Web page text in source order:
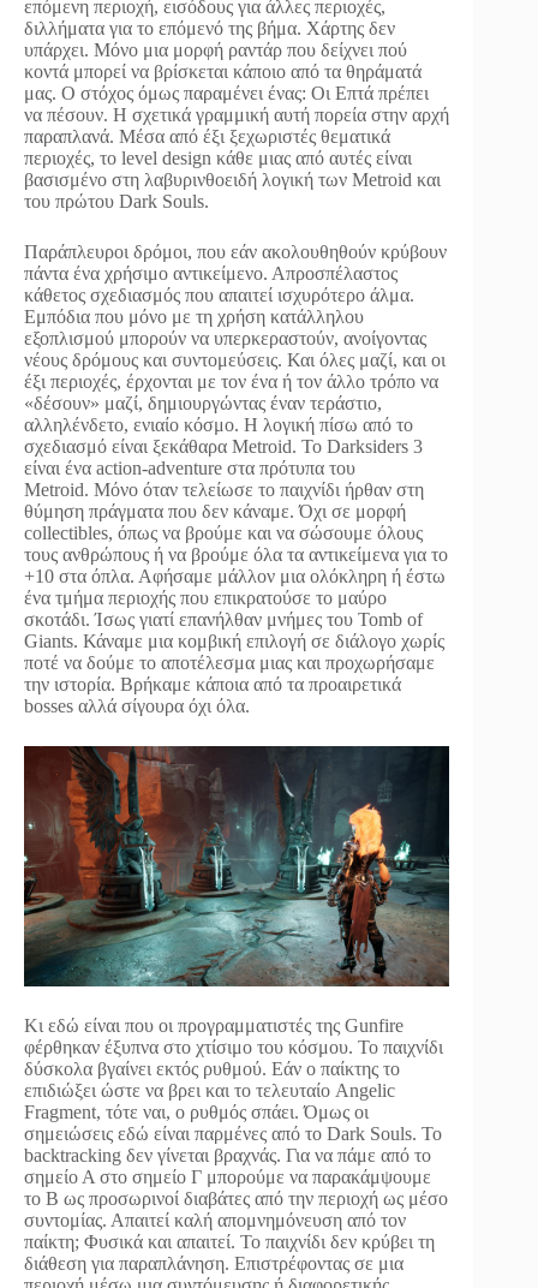
επόμενη περιοχή, εισόδους για άλλες περιοχές,
διλλήματα για το επόμενό της βήμα. Χάρτης δεν
υπάρχει. Μόνο μια μορφή ραντάρ που δείχνει πού
κοντά μπορεί να βρίσκεται κάποιο από τα θηράματά
μας. Ο στόχος όμως παραμένει ένας: Οι Επτά πρέπει
να πέσουν. Η σχετικά γραμμική αυτή πορεία στην αρχή
παραπλανά. Μέσα από έξι ξεχωριστές θεματικά
περιοχές, το level design κάθε μιας από αυτές είναι
βασισμένο στη λαβυρινθοειδή λογική των Metroid και
του πρώτου Dark Souls.
Παράπλευροι δρόμοι, που εάν ακολουθηθούν κρύβουν
πάντα ένα χρήσιμο αντικείμενο. Απροσπέλαστος
κάθετος σχεδιασμός που απαιτεί ισχυρότερο άλμα.
Εμπόδια που μόνο με τη χρήση κατάλληλου
εξοπλισμού μπορούν να υπερκεραστούν, ανοίγοντας
νέους δρόμους και συντομεύσεις. Και όλες μαζί, και οι
έξι περιοχές, έρχονται με τον ένα ή τον άλλο τρόπο να
«δέσουν» μαζί, δημιουργώντας έναν τεράστιο,
αλληλένδετο, ενιαίο κόσμο. Η λογική πίσω από το
σχεδιασμό είναι ξεκάθαρα Metroid. Το Darksiders 3
είναι ένα action-adventure στα πρότυπα του
Metroid. Μόνο όταν τελείωσε το παιχνίδι ήρθαν στη
θύμηση πράγματα που δεν κάναμε. Όχι σε μορφή
collectibles, όπως να βρούμε και να σώσουμε όλους
τους ανθρώπους ή να βρούμε όλα τα αντικείμενα για το
+10 στα όπλα. Αφήσαμε μάλλον μια ολόκληρη ή έστω
ένα τμήμα περιοχής που επικρατούσε το μαύρο
σκοτάδι. Ίσως γιατί επανήλθαν μνήμες του Tomb of
Giants. Κάναμε μια κομβική επιλογή σε διάλογο χωρίς
ποτέ να δούμε το αποτέλεσμα μιας και προχωρήσαμε
την ιστορία. Βρήκαμε κάποια από τα προαιρετικά
bosses αλλά σίγουρα όχι όλα.
Κι εδώ είναι που οι προγραμματιστές της Gunfire
φέρθηκαν έξυπνα στο χτίσιμο του κόσμου. Το παιχνίδι
δύσκολα βγαίνει εκτός ρυθμού. Εάν ο παίκτης το
επιδιώξει ώστε να βρει και το τελευταίο Angelic
Fragment, τότε ναι, ο ρυθμός σπάει. Όμως οι
σημειώσεις εδώ είναι παρμένες από το Dark Souls. Το
backtracking δεν γίνεται βραχνάς. Για να πάμε από το
σημείο Α στο σημείο Γ μπορούμε να παρακάμψουμε
το Β ως προσωρινοί διαβάτες από την περιοχή ως μέσο
συντομίας. Απαιτεί καλή απομνημόνευση από τον
παίκτη; Φυσικά και απαιτεί. Το παιχνίδι δεν κρύβει τη
διάθεση για παραπλάνηση. Επιστρέφοντας σε μια